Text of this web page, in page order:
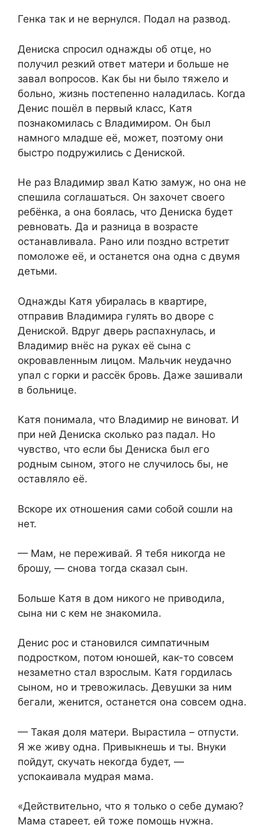
Генка так и не вернулся. Подал на развод.
Дениска спросил однажды об отце, но
получил резкий ответ матери и больше не
завал вопросов. Как бы ни было тяжело и
больно, жизнь постепенно наладилась. Когда
Денис пошёл в первый класс, Катя
познакомилась с Владимиром. Он был
намного младше её, может, поэтому они
быстро подружились с Дениской.
Не раз Владимир звал Катю замуж, но она не
спешила соглашаться. Он захочет своего
ребёнка, а она боялась, что Дениска будет
ревновать. Да и разница в возрасте
останавливала. Рано или поздно встретит
помоложе её, и останется она одна с двумя
детьми.
Однажды Катя убиралась в квартире,
отправив Владимира гулять во дворе с
Дениской. Вдруг дверь распахнулась, и
Владимир внёс на руках её сына с
окровавленным лицом. Мальчик неудачно
упал с горки и рассёк бровь. Даже зашивали
в больнице.
Катя понимала, что Владимир не виноват. И
при ней Дениска сколько раз падал. Но
чувство, что если бы Дениска был его
родным сыном, этого не случилось бы, не
оставляло её.
Вскоре их отношения сами собой сошли на
нет.
— Мам, не переживай. Я тебя никогда не
брошу, — снова тогда сказал сын.
Больше Катя в дом никого не приводила,
сына ни с кем не знакомила.
Денис рос и становился симпатичным
подростком, потом юношей, как-то совсем
незаметно стал взрослым. Катя гордилась
сыном, но и тревожилась. Девушки за ним
бегали, женится, останется она совсем одна.
— Такая доля матери. Вырастила – отпусти.
Я же живу одна. Привыкнешь и ты. Внуки
пойдут, скучать некогда будет, —
успокаивала мудрая мама.
«Действительно, что я только о себе думаю?
Мама стареет, ей тоже помощь нужна.